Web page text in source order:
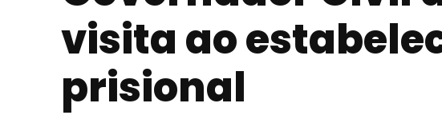
visita ao
prisional